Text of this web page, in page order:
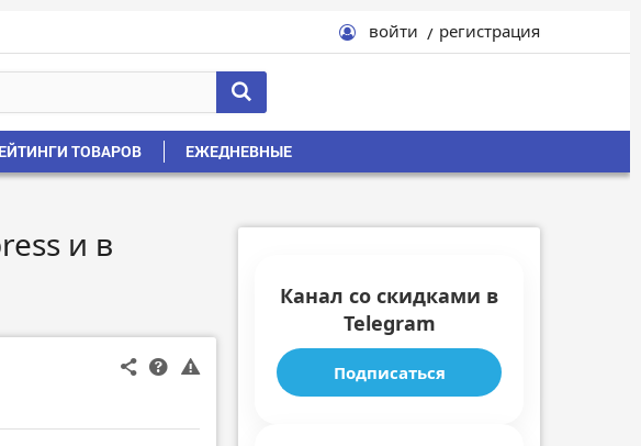
войти регистрация
ТОВАРОВ ЕЖЕДНЕВНЫЕ
и в
Канал со скидками в
Telegram
Подписаться